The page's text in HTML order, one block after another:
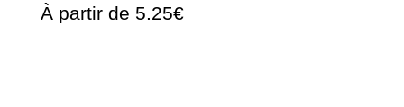
À partir de 5.25€